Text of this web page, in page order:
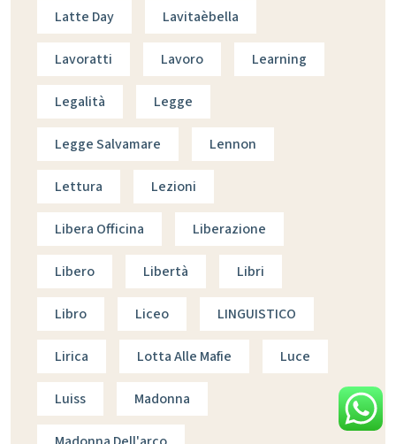
Latte Day Lavitaèbella
Lavoratti Lavoro Learning
Legalità Legge
Legge Salvamare Lennon
Lettura Lezioni
Libera Officina Liberazione
Libero Libertà Libri
Libro Liceo LINGUISTICO
Lirica Lotta Alle Mafie Luce
Luiss Madonna